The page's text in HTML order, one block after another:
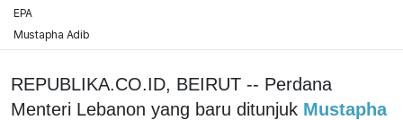
EPA
Mustapha Adib
REPUBLIKA.CO.ID, BEIRUT -- Perdana
Menteri Lebanon yang baru ditunjuk Mustapha